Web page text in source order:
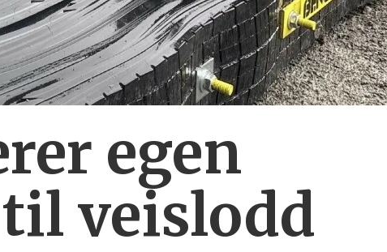
egen
veislodd